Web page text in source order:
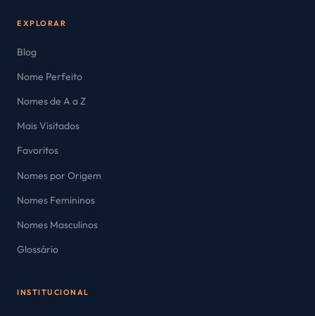
EXPLORAR
Blog
Nome Perfeito
Nomes de A a Z
Mais Visitados
Favoritos
Nomes por Origem
Nomes Femininos
Nomes Masculinos
Glossário
INSTITUCIONAL